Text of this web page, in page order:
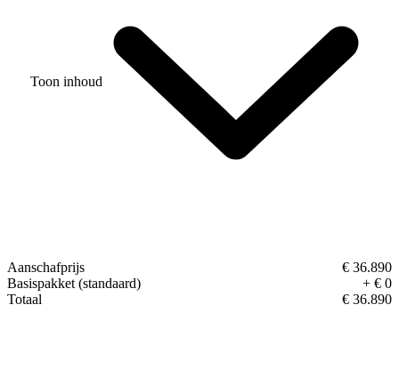
Toon inhoud
Aanschafprijs
€ 36.890
Basispakket (standaard)
+ € 0
Totaal
€ 36.890